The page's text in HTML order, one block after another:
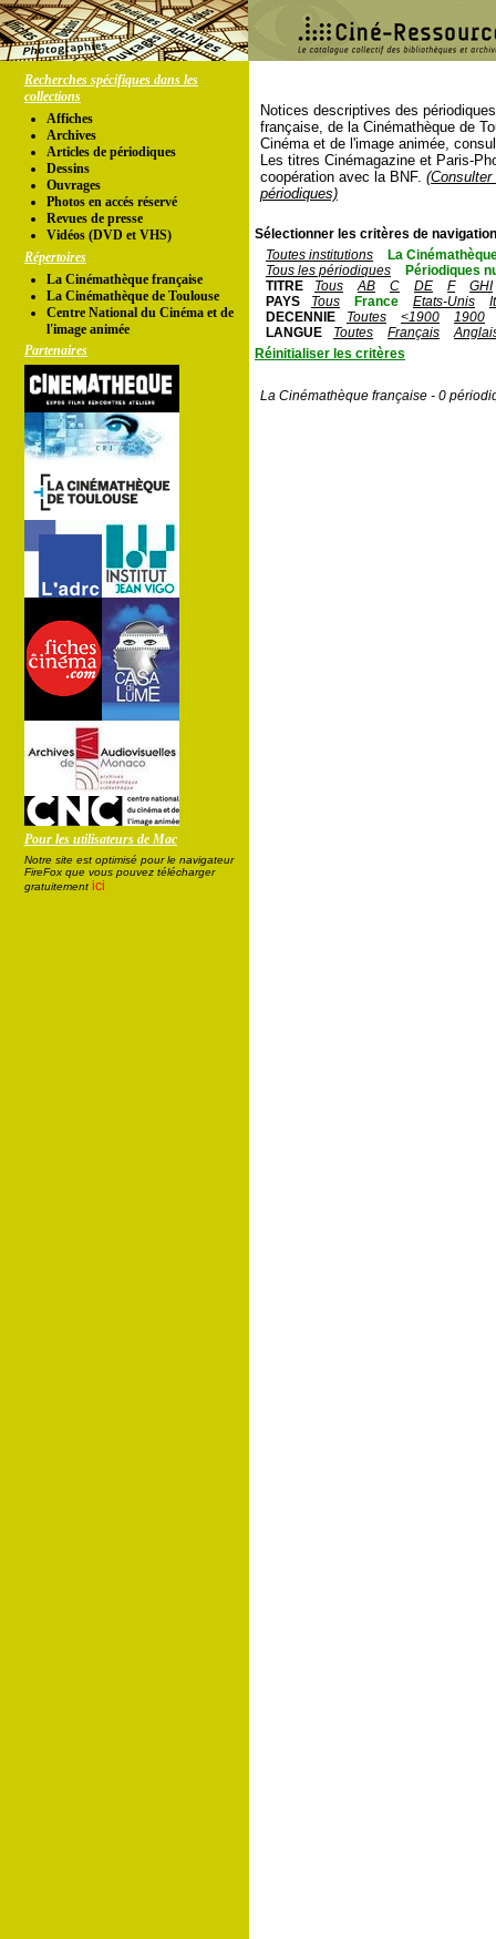
Recherches spécifiques dans les
collections
Affiches
Archives
Articles de périodiques
Dessins
Ouvrages
Photos en accés réservé
Revues de presse
Vidéos (DVD et VHS)
Répertoires
La Cinémathèque française
La Cinémathèque de Toulouse
Centre National du Cinéma et de
l'image animée
Partenaires
Pour les utilisateurs de Mac
Notre site est optimisé pour le navigateur
FireFox que vous pouvez télécharger
gratuitement ici
Notices descriptives des
française, de la Cinémathèque de
Cinéma et de l'image animée,
Les titres Cinémagazine et Paris-
coopération avec la BNF.
périodiques)
Sélectionner les critères de
Toutes institutions
La
Tous les périodiques
Périodiques
TITRE
Tous AB C DE F
GHI
PAYS
Tous France Etats-Unis
DECENNIE
Toutes <1900
1900
LANGUE
Toutes Français
Réinitialiser les critères
La Cinémathèque française - 0